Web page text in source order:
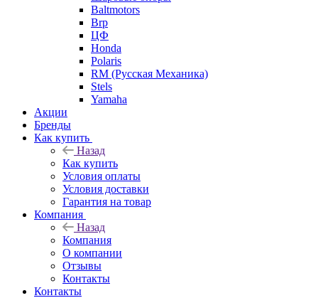
Baltmotors
Brp
ЦФ
Honda
Polaris
RM (Русская Механика)
Stels
Yamaha
Акции
Бренды
Как купить
Назад
Как купить
Условия оплаты
Условия доставки
Гарантия на товар
Компания
Назад
Компания
О компании
Отзывы
Контакты
Контакты